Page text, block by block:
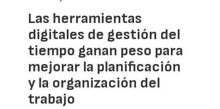
Las herramientas
digitales de gestión del
tiempo ganan peso para
mejorar la planificación
y la organización del
trabajo